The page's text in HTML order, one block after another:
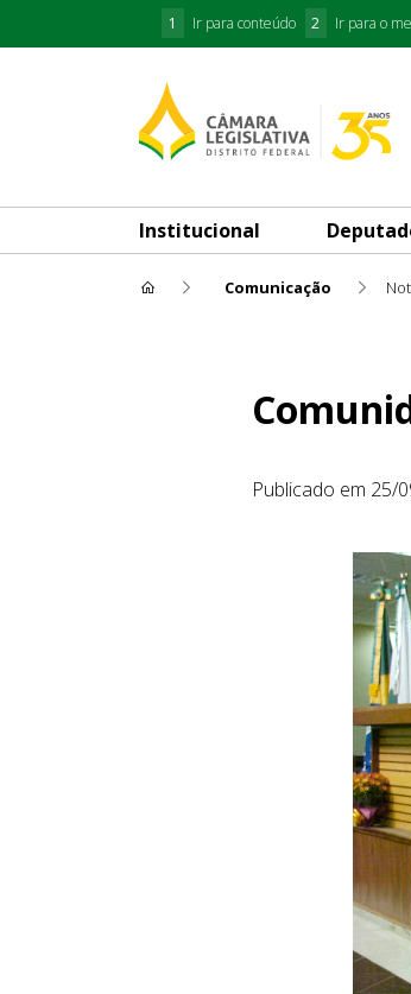
1 Ir para conteúdo 2 Ir para o
Institucional
Comunicação
Publicado em 25/